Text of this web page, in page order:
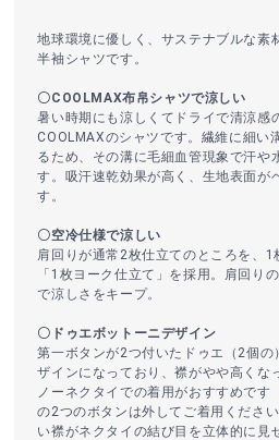
地球環境に優しく、サステナブルな素
半袖シャツです。
〇COOLMAX布帛シャツで涼しい
暑い時期にも涼しくてドライで清涼感
COOLMAXのシャツです。繊維に細い
るため、その溝に毛細血管現象で汗や
す。吸汗速乾効果が高く、生地表面が
す。
〇空冷仕様で涼しい
肩回りが通常2枚仕立てのところを、1
「1枚ヨーク仕立て」を採用。肩回り
で涼しさをキープ。
〇ドゥエボットーニデザイン
第一ボタンが2つ付いたドゥエ（2個
ザインになっており、襟がやや高くな
ノーネクタイでの着用がおすすめです
の2つのボタンは外してご着用くださ
い襟がネクタイの結び目を立体的に見